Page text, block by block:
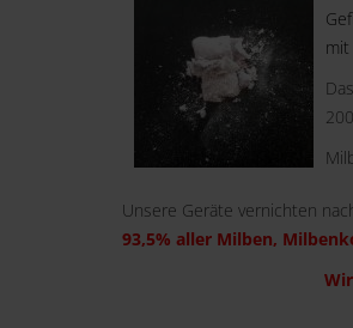
mit
Unsere Geräte vernichten
93,5% aller Milben,